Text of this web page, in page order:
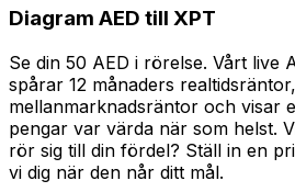
Diagram AED till XPT
Se din 50 AED i rörelse. Vårt live
spårar 12 månaders realtidsräntor,
mellanmarknadsräntor och visar
pengar var värda när som helst.
rör sig till din fördel? Ställ in en
vi dig när den når ditt mål.